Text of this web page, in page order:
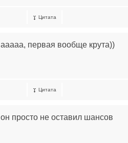
Цитата
ааааа, первая вообще крута))
Цитата
он просто не оставил шансов